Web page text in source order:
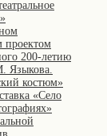
проектом
200-летию
Языкова.
костюм»
«Село